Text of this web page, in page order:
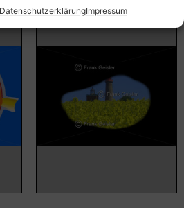
Impressum